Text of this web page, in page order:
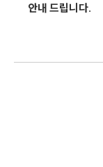
안내 드립니다.